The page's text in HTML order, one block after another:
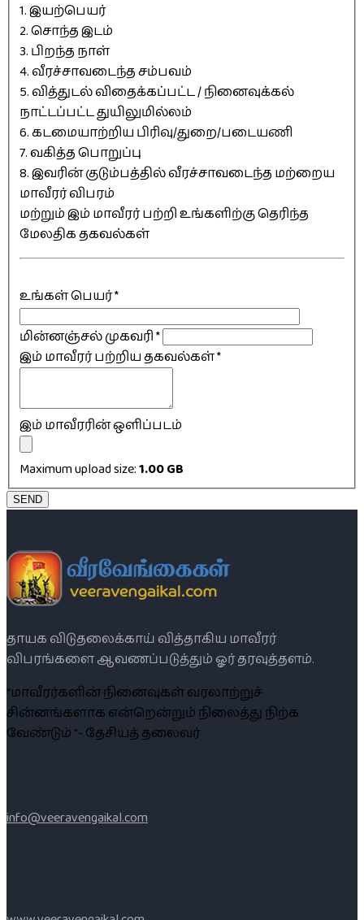
1. இயற்பெயர்
2. சொந்த இடம்
3. பிறந்த நாள்
4. வீரச்சாவடைந்த சம்பவம்
5. வித்துடல் விதைக்கப்பட்ட / நினைவுக்கல்
நாட்டப்பட்ட துயிலுமில்லம்
6. கடமையாற்றிய பிரிவு/துறை/படையணி
7. வகித்த பொறுப்பு
8. இவரின் குடும்பத்தில் வீரச்சாவடைந்த மற்றைய
மாவீரர் விபரம்
மற்றும் இம் மாவீரர் பற்றி உங்களிற்கு தெரிந்த
மேலதிக தகவல்கள்
உங்கள் பெயர்*
மின்னஞ்சல் முகவரி*
இம் மாவீரர் பற்றிய தகவல்கள்*
இம் மாவீரரின் ஒளிப்படம்
Maximum upload size:1.00 GB
SEND
தாயக விடுதலைக்காய் வித்தாகிய மாவீரர்
விபரங்களை ஆவணப்படுத்தும் ஓர் தரவுத்தளம்.
“மாவீரர்களின் நினைவுகள் வரலாற்றுச்
சின்னங்களாக என்றென்றும் நிலைத்து நிற்க
வேண்டும் ”- தேசியத் தலைவர்
info@veeravengaikal.com